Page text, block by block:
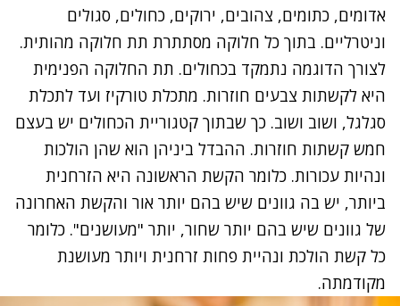
אדומים, כתומים, צהובים, ירוקים, כחולים, סגולים
וניטרליים. בתוך כל חלוקה מסתתרת תת חלוקה מהותית.
לצורך הדוגמה נתמקד בכחולים. תת החלוקה הפנימית
היא לקשתות צבעים חוזרות. מתכלת טורקיז ועד לתכלת
סגלגל, ושוב ושוב. כך שבתוך קטגוריית הכחולים יש בעצם
חמש קשתות חוזרות. ההבדל ביניהן הוא שהן הולכות
ונהיות עכורות. כלומר הקשת הראשונה היא הזרחנית
ביותר, יש בה גוונים שיש בהם יותר אור והקשת האחרונה
של גוונים שיש בהם יותר שחור, יותר "מעושנים". כלומר
כל קשת הולכת ונהיית פחות זרחנית ויותר מעושנת
מקודמתה.